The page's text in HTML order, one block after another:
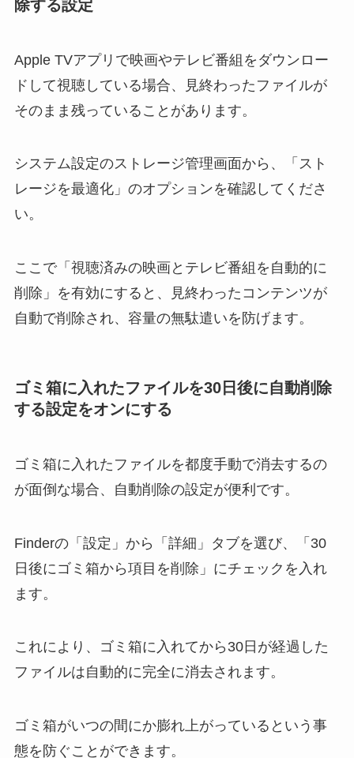
除する設定
Apple TVアプリで映画やテレビ番組をダウンロー
ドして視聴している場合、見終わったファイルが
そのまま残っていることがあります。
システム設定のストレージ管理画面から、「スト
レージを最適化」のオプションを確認してくださ
い。
ここで「視聴済みの映画とテレビ番組を自動的に
削除」を有効にすると、見終わったコンテンツが
自動で削除され、容量の無駄遣いを防げます。
ゴミ箱に入れたファイルを30日後に自動削除
する設定をオンにする
ゴミ箱に入れたファイルを都度手動で消去するの
が面倒な場合、自動削除の設定が便利です。
Finderの「設定」から「詳細」タブを選び、「30
日後にゴミ箱から項目を削除」にチェックを入れ
ます。
これにより、ゴミ箱に入れてから30日が経過した
ファイルは自動的に完全に消去されます。
ゴミ箱がいつの間にか膨れ上がっているという事
態を防ぐことができます。